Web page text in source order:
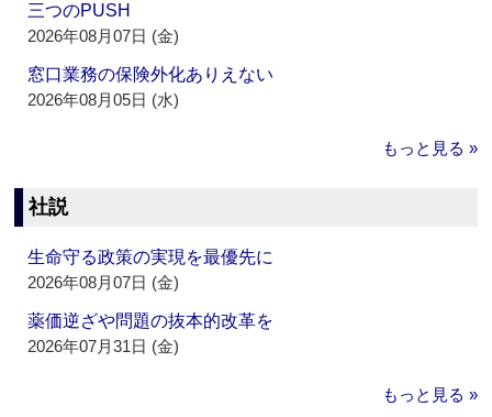
三つのPUSH
2026年08月07日 (金)
窓口業務の保険外化ありえない
2026年08月05日 (水)
もっと見る »
社説
生命守る政策の実現を最優先に
2026年08月07日 (金)
薬価逆ざや問題の抜本的改革を
2026年07月31日 (金)
もっと見る »